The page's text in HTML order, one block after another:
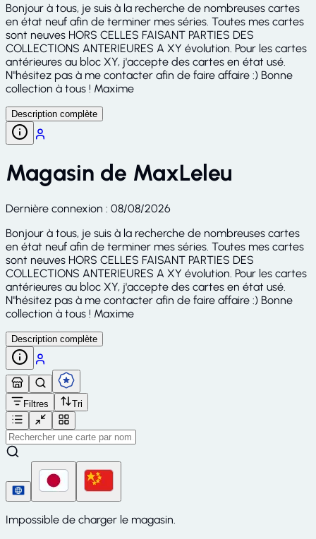
Bonjour à tous, je suis à la recherche de nombreuses cartes
en état neuf afin de terminer mes séries. Toutes mes cartes
sont neuves HORS CELLES FAISANT PARTIES DES
COLLECTIONS ANTERIEURES A XY évolution. Pour les cartes
antérieures au bloc XY, j'accepte des cartes en état usé.
N"hésitez pas à me contacter afin de faire affaire :) Bonne
collection à tous ! Maxime
Description complète
Magasin de MaxLeleu
Dernière connexion : 08/08/2026
Bonjour à tous, je suis à la recherche de nombreuses cartes
en état neuf afin de terminer mes séries. Toutes mes cartes
sont neuves HORS CELLES FAISANT PARTIES DES
COLLECTIONS ANTERIEURES A XY évolution. Pour les cartes
antérieures au bloc XY, j'accepte des cartes en état usé.
N"hésitez pas à me contacter afin de faire affaire :) Bonne
collection à tous ! Maxime
Description complète
Filtres Tri
Impossible de charger le magasin.